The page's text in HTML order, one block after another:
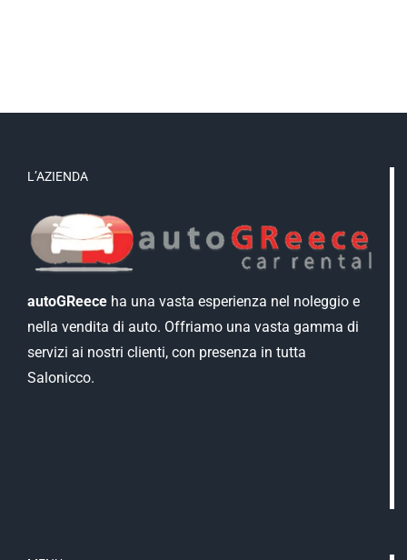
L’AZIENDA
autoGReece ha una vasta esperienza nel noleggio e
nella vendita di auto. Offriamo una vasta gamma di
servizi ai nostri clienti, con presenza in tutta
Salonicco.